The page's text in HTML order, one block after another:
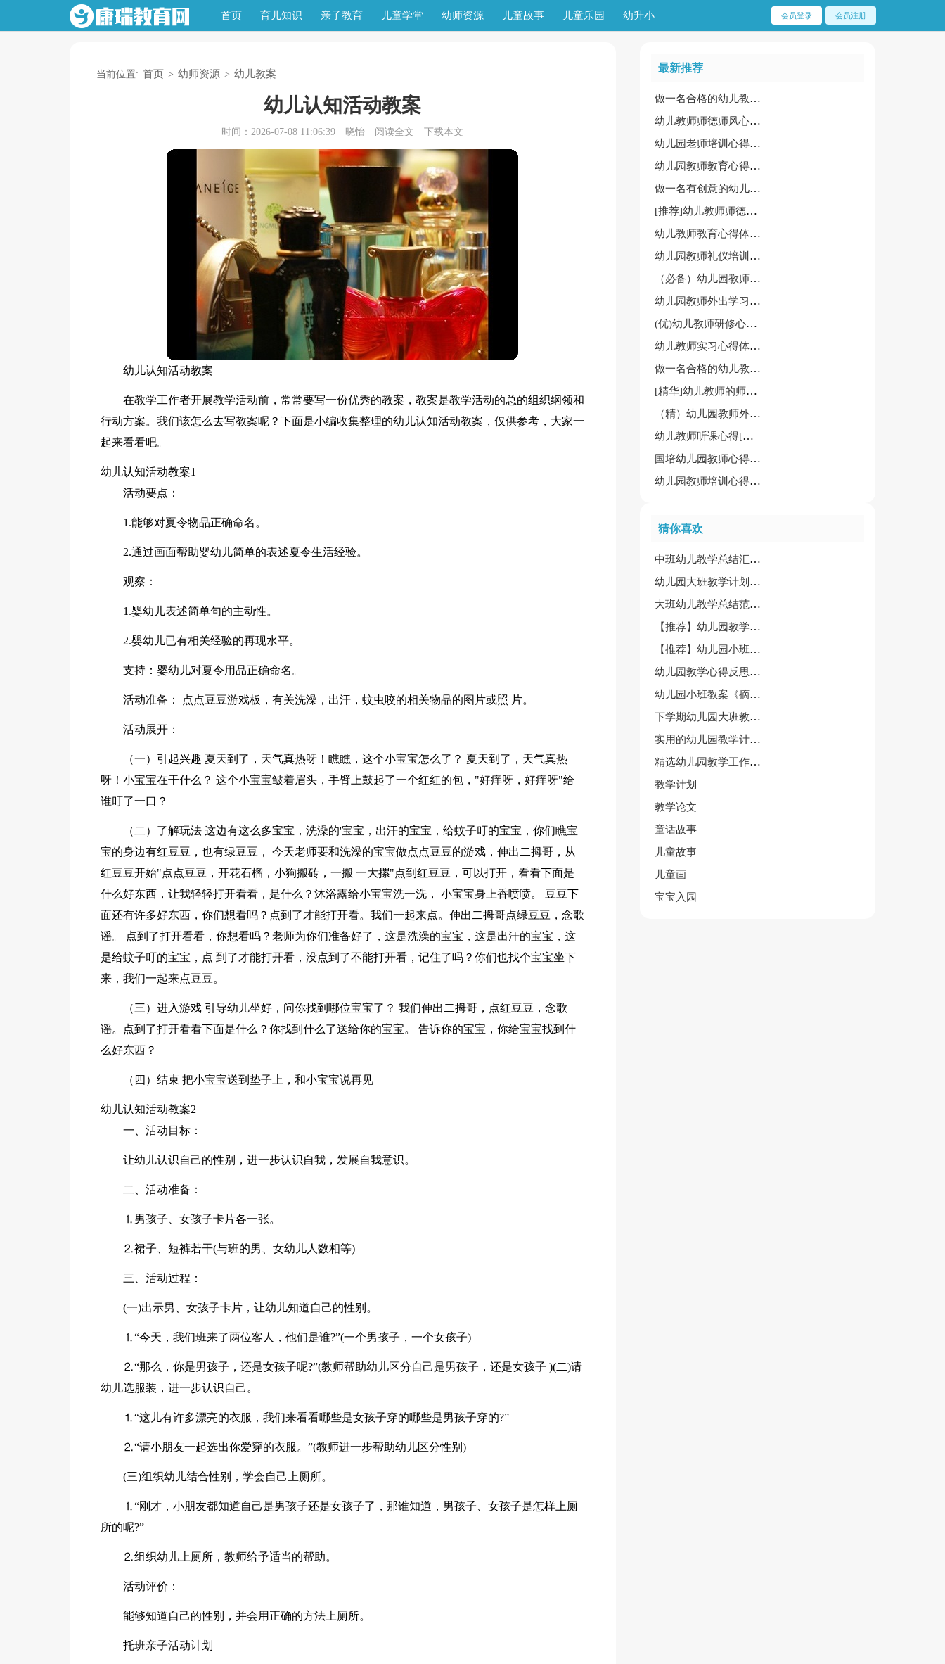
首页 育儿知识 亲子教育 儿童学堂 幼师资源 儿童故事 儿童乐园 幼升小 会员登录 会员注册
当前位置: 首页 > 幼师资源 > 幼儿教案
幼儿认知活动教案
时间：2026-07-08 11:06:39 晓怡 阅读全文 下载本文
幼儿认知活动教案
在教学工作者开展教学活动前，常常要写一份优秀的教案，教案是教学活动的总的组织纲领和
行动方案。我们该怎么去写教案呢？下面是小编收集整理的幼儿认知活动教案，仅供参考，大家一
起来看看吧。
幼儿认知活动教案1
活动要点：
1.能够对夏令物品正确命名。
2.通过画面帮助婴幼儿简单的表述夏令生活经验。
观察：
1.婴幼儿表述简单句的主动性。
2.婴幼儿已有相关经验的再现水平。
支持：婴幼儿对夏令用品正确命名。
活动准备： 点点豆豆游戏板，有关洗澡，出汗，蚊虫咬的相关物品的图片或照 片。
活动展开：
（一）引起兴趣 夏天到了，天气真热呀！瞧瞧，这个小宝宝怎么了？ 夏天到了，天气真热
呀！小宝宝在干什么？ 这个小宝宝皱着眉头，手臂上鼓起了一个红红的包，"好痒呀，好痒呀"给
谁叮了一口？
（二）了解玩法 这边有这么多宝宝，洗澡的'宝宝，出汗的宝宝，给蚊子叮的宝宝，你们瞧宝
宝的身边有红豆豆，也有绿豆豆， 今天老师要和洗澡的宝宝做点点豆豆的游戏，伸出二拇哥，从
红豆豆开始"点点豆豆，开花石榴，小狗搬砖，一搬 一大摞"点到红豆豆，可以打开，看看下面是
什么好东西，让我轻轻打开看看，是什么？沐浴露给小宝宝洗一洗， 小宝宝身上香喷喷。 豆豆下
面还有许多好东西，你们想看吗？点到了才能打开看。我们一起来点。伸出二拇哥点绿豆豆，念歌
谣。 点到了打开看看，你想看吗？老师为你们准备好了，这是洗澡的宝宝，这是出汗的宝宝，这
是给蚊子叮的宝宝，点 到了才能打开看，没点到了不能打开看，记住了吗？你们也找个宝宝坐下
来，我们一起来点豆豆。
（三）进入游戏 引导幼儿坐好，问你找到哪位宝宝了？ 我们伸出二拇哥，点红豆豆，念歌
谣。点到了打开看看下面是什么？你找到什么了送给你的宝宝。 告诉你的宝宝，你给宝宝找到什
么好东西？
（四）结束 把小宝宝送到垫子上，和小宝宝说再见
幼儿认知活动教案2
一、活动目标：
让幼儿认识自己的性别，进一步认识自我，发展自我意识。
二、活动准备：
⒈男孩子、女孩子卡片各一张。
⒉裙子、短裤若干(与班的男、女幼儿人数相等)
三、活动过程：
(一)出示男、女孩子卡片，让幼儿知道自己的性别。
⒈“今天，我们班来了两位客人，他们是谁?”(一个男孩子，一个女孩子)
⒉“那么，你是男孩子，还是女孩子呢?”(教师帮助幼儿区分自己是男孩子，还是女孩子 )(二)请
幼儿选服装，进一步认识自己。
⒈“这儿有许多漂亮的衣服，我们来看看哪些是女孩子穿的哪些是男孩子穿的?”
⒉“请小朋友一起选出你爱穿的衣服。”(教师进一步帮助幼儿区分性别)
(三)组织幼儿结合性别，学会自己上厕所。
⒈“刚才，小朋友都知道自己是男孩子还是女孩子了，那谁知道，男孩子、女孩子是怎样上厕
所的呢?”
⒉组织幼儿上厕所，教师给予适当的帮助。
活动评价：
能够知道自己的性别，并会用正确的方法上厕所。
托班亲子活动计划
最新推荐
做一名合格的幼儿教师心得
幼儿教师师德师风心得体会（必备）
幼儿园老师培训心得体会范例【15篇】
幼儿园教师教育心得6篇[精]
做一名有创意的幼儿教师心得
[推荐]幼儿教师师德师风学习心得
幼儿教师教育心得体会集锦【7篇】
幼儿园教师礼仪培训心得体会经典【11篇】
（必备）幼儿园教师外出学习心得体会15篇
幼儿园教师外出学习心得体会【集锦15篇】
(优)幼儿教师研修心得体会
幼儿教师实习心得体会[汇总15篇]
做一名合格的幼儿教师教师心得
[精华]幼儿教师的师德师风学习心得体会15篇
（精）幼儿园教师外出学习心得体会15篇
幼儿教师听课心得[大全15篇]
国培幼儿园教师心得体会
幼儿园教师培训心得体会精选15篇
猜你喜欢
中班幼儿教学总结汇编6篇
幼儿园大班教学计划合集7篇
大班幼儿教学总结范文合集九篇
【推荐】幼儿园教学工作计划范文集合五篇
【推荐】幼儿园小班美术教案集合九篇
幼儿园教学心得反思与总结
幼儿园小班教案《摘果子》
下学期幼儿园大班教学计划6篇
实用的幼儿园教学计划模板汇编四篇
精选幼儿园教学工作总结
教学计划
教学论文
童话故事
儿童故事
儿童画
宝宝入园